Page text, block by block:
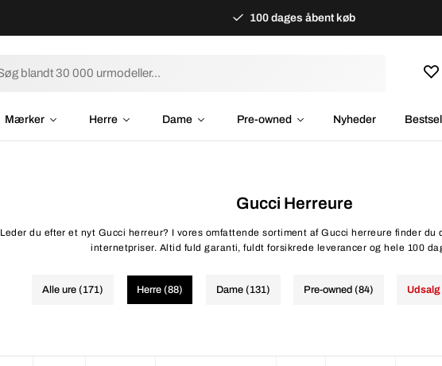
100 dages åbent køb
Mærker Herre Dame Pre-owned Nyheder
Gucci Herreure
Leder du efter et nyt Gucci herreur? I vores omfattende sortiment af Gucci herreure finder
internetpriser. Altid fuld garanti, fuldt forsikrede leverancer og hele 100
Alle ure (171) Herre (88) Dame (131) Pre-owned (84) Udsalg